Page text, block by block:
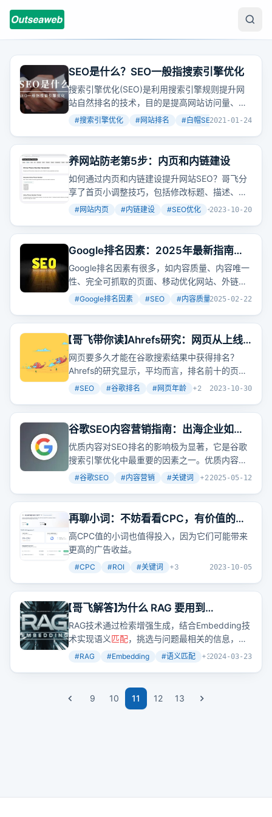
SEO是什么？SEO一般指搜索引擎优化
搜索引擎优化(SEO)是利用搜索引擎规则提升网
站自然排名的技术，目的是提高网站访问量、销
售能力和品牌效应。但优化过程需注意关键词 选
段，确保优化效果稳定且持久。
#搜索引擎优化 #网站排名 #白帽SEO +3
2021-01-24
养网站防老第5步：内页和内链建设
如何通过内页和内链建设提升网站SEO？哥飞分
享了首页小调整技巧，包括修改标题、描述、增
加导航栏和国家列表的title属性，以及内页的标
功能和基于关键词生成更多相关内容的技巧。
#网站内页 #内链建设 #SEO优化 +3
2023-10-20
Google排名因素：2025年最新指南，
底部有SEO文档和教程免费领取
Google排名因素有很多，如内容质量、内容唯一
性、完全可抓取的页面、移动优化网站、外链数
量、域权限、锚文本、网站加载速度、关键字使
度、E-A-T等。其中，内容质量是最重要的排名
因素，包括彻底、有用、结构等方面。此外，内
容唯一性也很重要，需要与第1页上的内容不同或
更好。同时，要确保页面可被搜索引擎完全抓取
和索引，网站要针对移动设备进行优化，外链数
量和域权限也会影响排名。锚文本可以帮助
重要的排名因素。关键字的使用要合理，避免过
度堆砌。谷歌RankBrain是一种机器学习算法，
需要创建让搜索者满意的精彩内容来优化。搜索
意图匹配也很重要，要确保内容符合搜索者的需
求。内容新鲜度也会影响排名，需要定期更新内
容。最后，E-AT也很重要，包括确定作者、保持
透明、声誉等方面。
#Google排名因素 #SEO #内容质量 +12
2025-02-22
【哥飞带你读】Ahrefs研究：网页从上线
开始算起拿到排名需要多久时间
网页要多久才能在谷歌搜索结果中获得排名？
Ahrefs的研究显示，平均而言，排名前十的页面
有超过两年的历史，而排名第一的页面平均接近
实，专注于新出现的关键词，优化难度会更低，
新词最快一周就能拿到排名，两周能进首页。
#SEO #谷歌排名 #网页年龄 +2 2023-10-30
谷歌SEO内容营销指南：出海企业如何
创作营销内容？
优质内容对SEO排名的影响极为显著，它是谷歌
搜索引擎优化中最重要的因素之一。优质内容是
指在特定平台上发布的内容，既能吸引目标受众
或解决用户的问题。
#谷歌SEO #内容营销 #关键词 +22025-05-12
再聊小词：不妨看看CPC，有价值的小
词也是值得做的
高CPC值的小词也值得投入，因为它们可能带来
更高的广告收益。
#CPC #ROI #关键词 +3 2023-10-05
【哥飞解答】为什么 RAG 要用到
Embedding
RAG技术通过检索增强生成，结合Embedding技
术实现语义匹配，挑选与问题最相关的信息，提
升AI回答的准确性。
#RAG #Embedding #语义匹配 +32024-03-23
9 10 11 12 13